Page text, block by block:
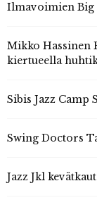
Ilmavoimien Big
Mikko Hassinen
kiertueella
Sibis Jazz Camp
Swing Doctors
Jazz Jkl